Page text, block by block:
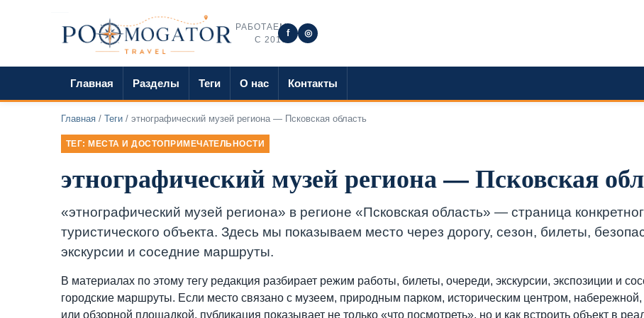
РАБОТАЕМ
С 2018
f ◎
Главная Разделы Теги О нас Контакты
Главная / Теги / этнографический музей региона — Псковская область
ТЕГ: МЕСТА И ДОСТОПРИМЕЧАТЕЛЬНОСТИ
этнографический музей региона — Псковская
«этнографический музей региона» в регионе «Псковская область» — страница
туристического объекта. Здесь мы показываем место через дорогу, сезон, билеты,
экскурсии и соседние маршруты.
В материалах по этому тегу редакция разбирает режим работы, билеты, очереди, экскурсии, экспозиции и
городские маршруты. Если место связано с музеем, природным парком, историческим центром, набережной,
или обзорной площадкой, публикация показывает не только «что посмотреть», но и как встроить объект в